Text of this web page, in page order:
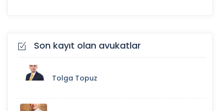
Son kayıt olan avukatlar
Tolga Topuz